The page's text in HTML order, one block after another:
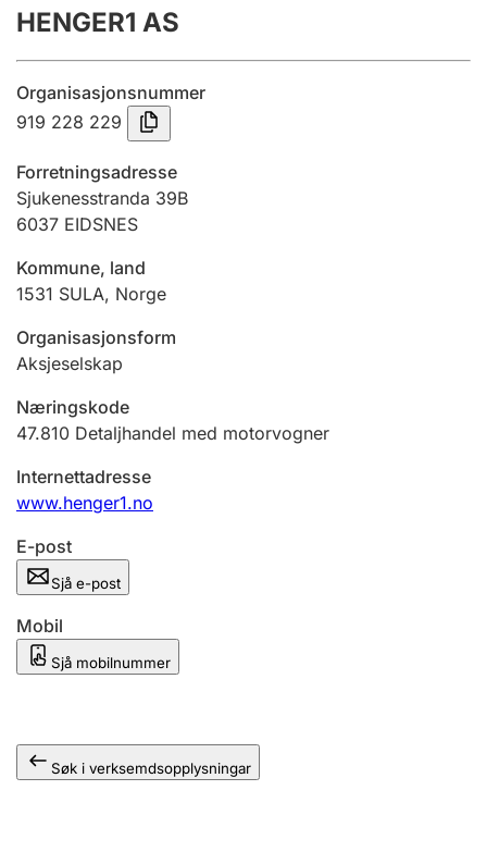
Årsrekneskap
Innsending og forseinkingsgebyr
Tinglysing
Jeger
Ektepaktrettleiaren
Andre tema
HENGER1 AS
Organisasjonsnummer
919 228 229
Forretningsadresse
Sjukenesstranda 39B
6037 EIDSNES
Kommune, land
1531 SULA, Norge
Organisasjonsform
Aksjeselskap
Næringskode
47.810 Detaljhandel med motorvogner
Internettadresse
www.henger1.no
E-post
Sjå e-post
Mobil
Sjå mobilnummer
Søk i verksemdsopplysningar